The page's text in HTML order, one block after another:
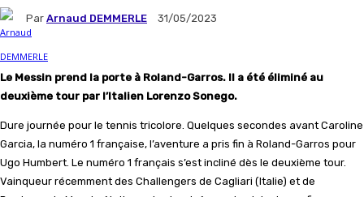
Par Arnaud DEMMERLE 31/05/2023
Le Messin prend la porte à Roland-Garros. Il a été éliminé au
deuxième tour par l’Italien Lorenzo Sonego.
Dure journée pour le tennis tricolore. Quelques secondes avant Caroline
Garcia, la numéro 1 française, l’aventure a pris fin à Roland-Garros pour
Ugo Humbert. Le numéro 1 français s’est incliné dès le deuxième tour.
Vainqueur récemment des Challengers de Cagliari (Italie) et de